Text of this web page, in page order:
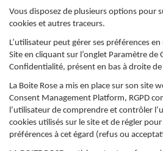
Vous disposez de plusieurs options pour
cookies et autres traceurs.
L’utilisateur peut gérer ses préférences
Site en cliquant sur l’onglet Paramètre de
Confidentialité, présent en bas à droite
La Boite Rose a mis en place sur son site
Consent Management Platform, RGPD
l’utilisateur de comprendre et contrôler
cookies utilisés sur le site et de régler pour
préférences à cet égard (refus ou